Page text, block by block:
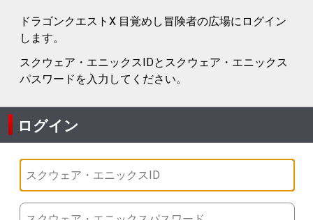
ドラゴンクエストX 目覚めし冒険者の広場にログイン
します。
スクウェア・エニックスIDとスクウェア・エニックス
パスワードを入力してください。
ログイン